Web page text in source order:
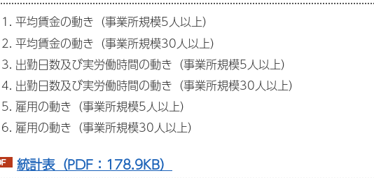
平均賃金の動き（事業所規模5人以上）
平均賃金の動き（事業所規模30人以上）
出勤日数及び実労働時間の動き（事業所規模5人以上）
出勤日数及び実労働時間の動き（事業所規模30人以上）
雇用の動き（事業所規模5人以上）
雇用の動き（事業所規模30人以上）
統計表（PDF：178.9KB）